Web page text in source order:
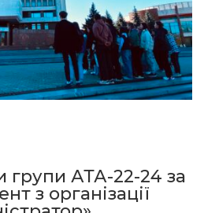
групи АТА-22-24 за
з організації